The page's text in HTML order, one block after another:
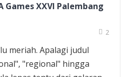
Games XXVI Palembang
2
meriah. Apalagi judul
"regional" hingga